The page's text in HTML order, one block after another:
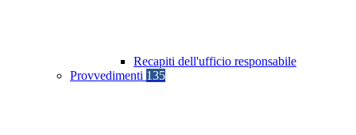
Recapiti dell'ufficio responsabile
Provvedimenti 135